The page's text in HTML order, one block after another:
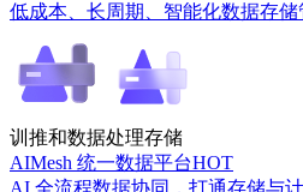
低成本、长周期、智能化数据存储
训推和数据处理存储
AIMesh 统一数据平台HOT
AI 全流程数据协同，打通存储与